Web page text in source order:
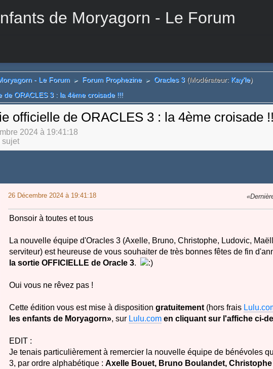
de Moryagorn - Le Forum
- Le Forum ► Forum Prophezine ► Oracles 3 (Modérateur: Kay'le)
de ORACLES 3 : la 4ème croisade !!!
officielle de ORACLES 3 : la 4ème croisade
2024 à 19:41:18
sujet
26 Décembre 2024 à 19:41:18
Bonsoir à toutes et tous
La nouvelle équipe d'Oracles 3 (Axelle, Bruno, Christophe, Ludovic,
serviteur) est heureuse de vous souhaiter de très bonnes fêtes de fin
la sortie OFFICIELLE de Oracle 3.
Oui vous ne rêvez pas !
Cette édition vous est mise à dispositiongratuitement (hors frais
les enfants de Moryagorn», sur Lulu.com en cliquant sur l'affiche ci-
EDIT :
Je tenais particulièrement à remercier la nouvelle équipe de bénévoles
3, par ordre alphabétique :Axelle Bouet, Bruno Boulandet,